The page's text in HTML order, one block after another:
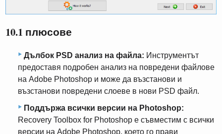
10.1 плюсове
Дълбок PSD анализ на файла: Инструментът
предоставя подробен анализ на повредени файлове
на Adobe Photoshop и може да възстанови и
възстанови повредени слоеве в нови PSD файл.
Поддържа всички версии на Photoshop:
Recovery Toolbox for Photoshop е съвместим с всички
версии на Adobe Photoshop, което го прави